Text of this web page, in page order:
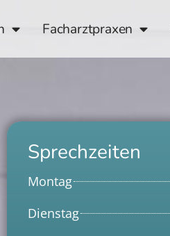
Facharztpraxen
Sprechzeiten
Montag
Dienstag